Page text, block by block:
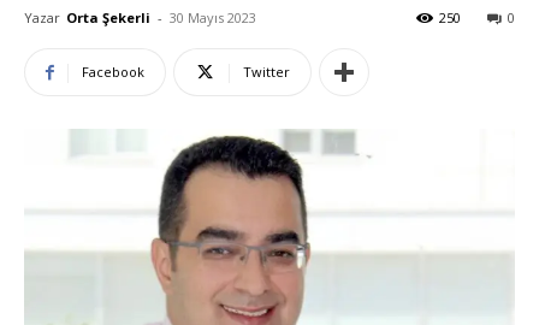
Yazar Orta Şekerli - 30 Mayıs 2023 0
250
Facebook Twitter